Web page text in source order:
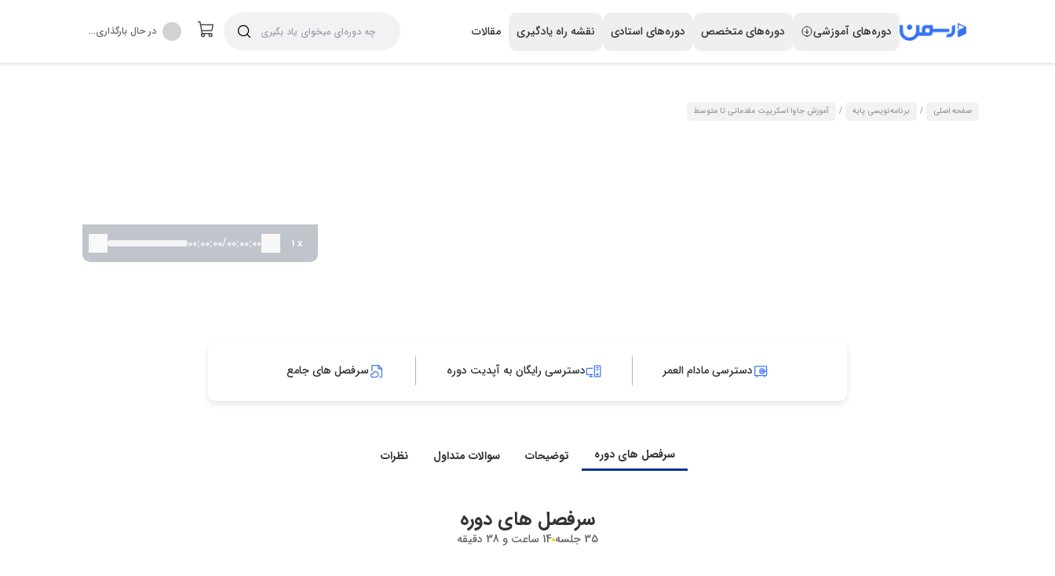
دوره‌های آموزشی دوره‌های متخصص دوره‌های استادی نقشه راه یادگیری مقالات در حال بارگذاری...
صفحه اصلی / برنامه‌نویسی پایه / آموزش جاوا اسکریپت مقدماتی تا متوسط
00:00:00/00:00:00 1x
دسترسی مادام العمر دسترسی رایگان به آپدیت دوره سرفصل های جامع
سرفصل های دوره توضیحات سوالات متداول نظرات
سرفصل های دوره
35 جلسه 14 ساعت و 38 دقیقه